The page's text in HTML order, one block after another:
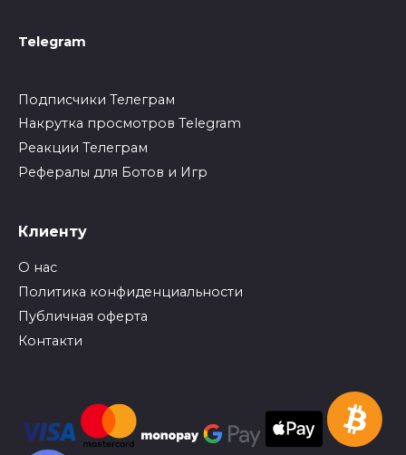
Telegram
Подписчики Телеграм
Накрутка просмотров Telegram
Реакции Телеграм
Рефералы для Ботов и Игр
Клиенту
О нас
Политика конфиденциальности
Публичная оферта
Контакти